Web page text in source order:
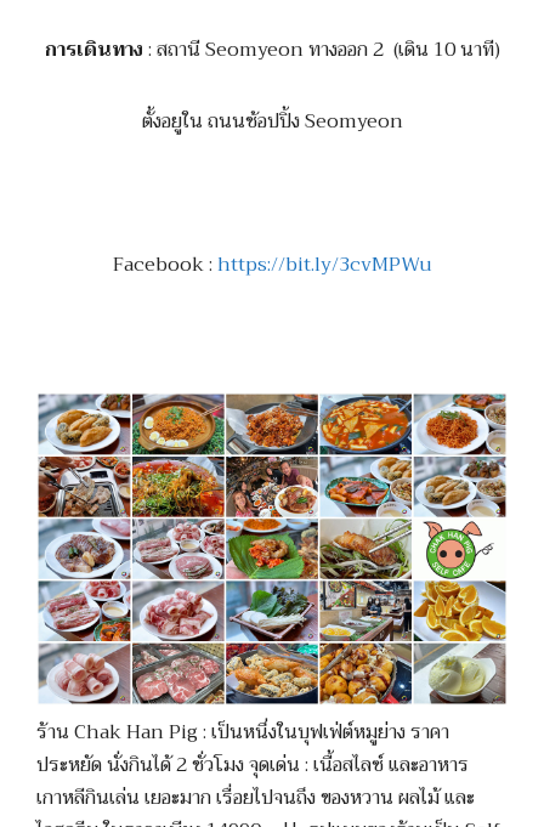
การเดินทาง: สถานี Seomyeon ทางออก 2 (เดิน 10 นาที)
ตั้งอยูใน ถนนช้อปปิ้ง Seomyeon
Facebook :https://bit.ly/3cvMPWu
ร้าน Chak Han Pig : เป็นหนึ่งในบุฟเฟ่ต์หมูย่าง ราคา
ประหยัด นั่งกินได้ 2 ชั่วโมง จุดเด่น : เนื้อสไลซ์ และอาหาร
เกาหลีกินเล่น เยอะมาก เรื่อยไปจนถึง ของหวาน ผลไม้ และ